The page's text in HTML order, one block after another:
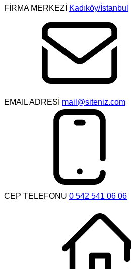
FİRMA MERKEZİ Kadıköy/İstanbul
EMAIL ADRESİ mail@siteniz.com
CEP TELEFONU 0 542 541 06 06